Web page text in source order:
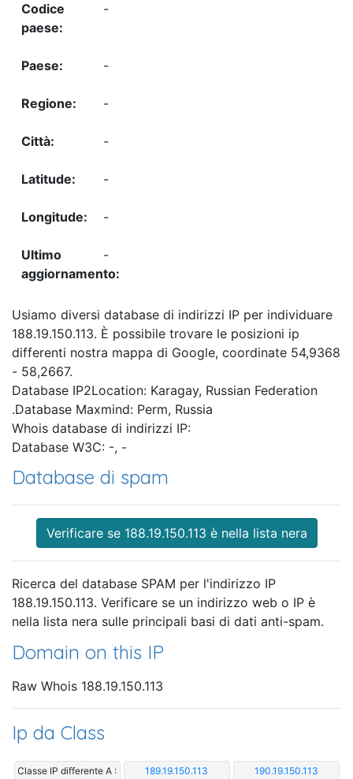
-
-
-
-
-
-
-
Usiamo diversi database di indirizzi IP per individuare
188.19.150.113. È possibile trovare le posizioni ip
differenti nostra mappa di Google, coordinate 54,9368
- 58,2667.
Database IP2Location: Karagay, Russian Federation
.Database Maxmind: Perm, Russia
Whois database di indirizzi IP:
Database W3C: -, -
Database di spam
Verificare se 188.19.150.113 è nella lista nera
Ricerca del database SPAM per l'indirizzo IP
188.19.150.113. Verificare se un indirizzo web o IP è
nella lista nera sulle principali basi di dati anti-spam.
Domain on this IP
Raw Whois 188.19.150.113
Ip da Class
Classe IP differente A : 189.19.150.113 190.19.150.113